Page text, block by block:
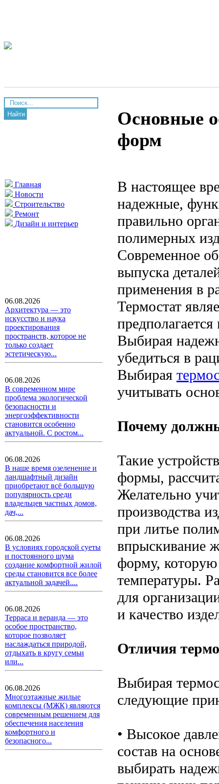
Найти
Главная
Новости
Строительство
Ремонт
Дизайн и интерьер
06.08.2026
Архитектура — это
искусство и наука
проектирования
пространств, которое не
только создает
эстетическую...
06.08.2026
В современном мире
проблема экологической
безопасности и
энергоэффективности
становится особенно
актуальной. С ростом...
06.08.2026
В наше время озеленение и
ландшафтный дизайн
приобретают всё большую
популярность среди
владельцев частных домов,
дач,...
06.08.2026
В условиях городской суеты
и постоянного шума
создание комфортной жилой
среды становится все более
актуальной задачей....
06.08.2026
Терраса и веранда — это
особое пространство,
которое позволяет
наслаждаться природой,
отдыхать в кругу семьи
или...
06.08.2026
Многоэтажные жилые
комплексы (МЖК) являются
современным решением для
обеспечения населения
комфортного и
безопасного...
Основные
форм
В настоящее
надежные,
правильно
полимерных
Современное
выпуска
применения в
Термостат
Выбирая
убедиться в
Выбирая
учитывать
Почему
Такие
формы,
Желательно
производства
при литье
впрыскивание
форму, которую
температуры.
для
и качество
Отличия
Выбирая
следующие
• Высокое
состав на
выбирать